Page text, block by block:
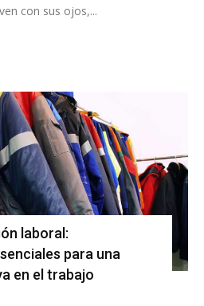
con sus ojos,...
laboral:
para una
en el trabajo